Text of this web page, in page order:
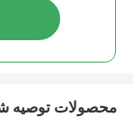
محصولات توصیه